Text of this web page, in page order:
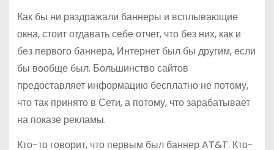
Как бы ни раздражали баннеры и всплывающие
окна, стоит отдавать себе отчет, что без них, как и
без первого баннера, Интернет был бы другим, если
бы вообще был. Большинство сайтов
предоставляет информацию бесплатно не потому,
что так принято в Сети, а потому, что зарабатывает
на показе рекламы.
Кто-то говорит, что первым был баннер AT&T. Кто-